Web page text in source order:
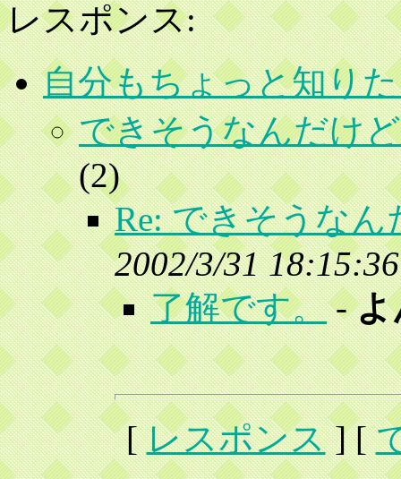
レスポンス:
自分もちょっと知り
できそうなんだけ
(2)
Re: できそうな
2002/3/31 18:15:36
了解です。-よ
[レスポンス] [